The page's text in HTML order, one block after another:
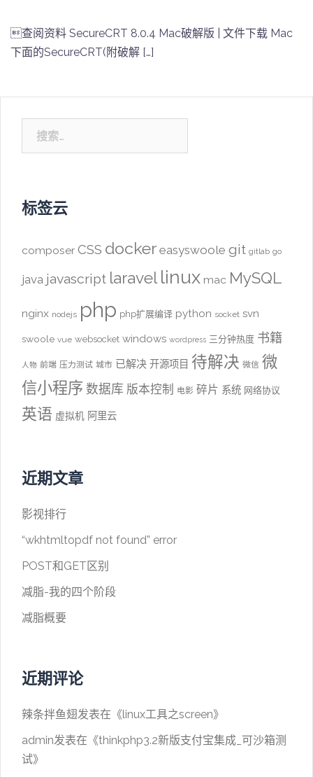
查阅资料 SecureCRT 8.0.4 Mac破解版 | 文件下载 Mac
下面的SecureCRT(附破解 […]
索：
标签云
composer CSS docker easyswoole git gitlab go
java javascript laravel linux mac MySQL
nginx nodejs php php扩展编译 python socket svn
swoole vue websocket windows wordpress 三分钟热度 书籍
人物 前端 压力测试 城市 已解决 开源项目 待解决 微信 微
信小程序 数据库 版本控制 电影 碎片 系统 网络协议
英语 虚拟机 阿里云
近期文章
影视排行
“wkhtmltopdf not found” error
POST和GET区别
减脂-我的四个阶段
减脂概要
近期评论
辣条拌鱼翅发表在《linux工具之screen》
admin发表在《thinkphp3.2新版支付宝集成_可沙箱测
试》